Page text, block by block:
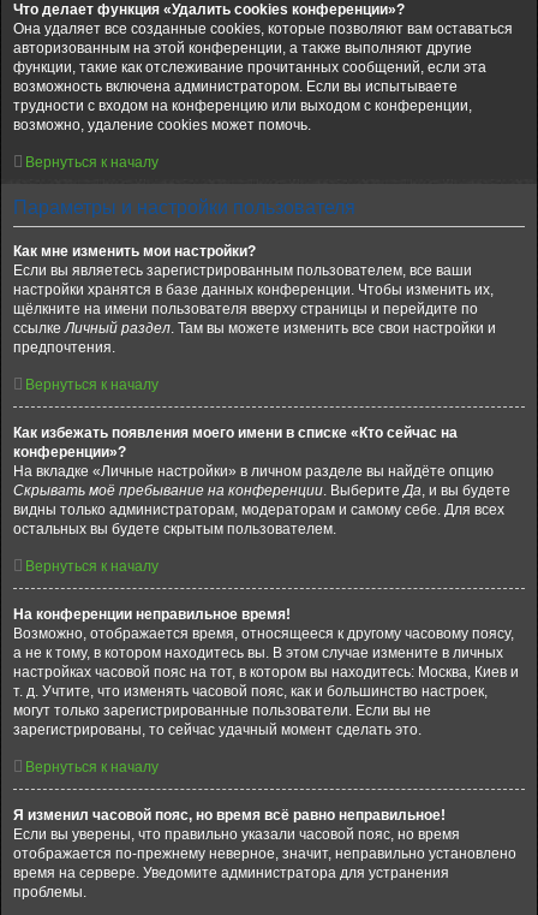
Что делает функция «Удалить cookies конференции»?
Она удаляет все созданные cookies, которые позволяют вам оставаться
авторизованным на этой конференции, а также выполняют другие
функции, такие как отслеживание прочитанных сообщений, если эта
возможность включена администратором. Если вы испытываете
трудности с входом на конференцию или выходом с конференции,
возможно, удаление cookies может помочь.
Вернуться к началу
Параметры и настройки пользователя
Как мне изменить мои настройки?
Если вы являетесь зарегистрированным пользователем, все ваши
настройки хранятся в базе данных конференции. Чтобы изменить их,
щёлкните на имени пользователя вверху страницы и перейдите по
ссылкеЛичный раздел. Там вы можете изменить все свои настройки и
предпочтения.
Вернуться к началу
Как избежать появления моего имени в списке «Кто сейчас на
конференции»?
На вкладке «Личные настройки» в личном разделе вы найдёте опцию
Скрывать моё пребывание на конференции. ВыберитеДа, и вы будете
видны только администраторам, модераторам и самому себе. Для всех
остальных вы будете скрытым пользователем.
Вернуться к началу
На конференции неправильное время!
Возможно, отображается время, относящееся к другому часовому поясу,
а не к тому, в котором находитесь вы. В этом случае измените в личных
настройках часовой пояс на тот, в котором вы находитесь: Москва, Киев и
т. д. Учтите, что изменять часовой пояс, как и большинство настроек,
могут только зарегистрированные пользователи. Если вы не
зарегистрированы, то сейчас удачный момент сделать это.
Вернуться к началу
Я изменил часовой пояс, но время всё равно неправильное!
Если вы уверены, что правильно указали часовой пояс, но время
отображается по-прежнему неверное, значит, неправильно установлено
время на сервере. Уведомите администратора для устранения
проблемы.